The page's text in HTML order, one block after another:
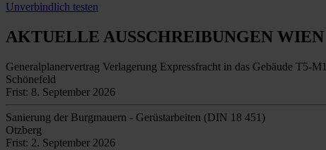
Unverbindlich testen
AKTUELLE AUSSCHREIBUNGEN WIEN
Generalplanervertrag Verlagerung Expressfracht in das Gebäude T5-M1
Schönefeld
Frist: 8. September 2026
Sanierung der Burgmauern - Gerüstarbeiten (DIN 18 451)
Otzberg
Frist: 2. September 2026